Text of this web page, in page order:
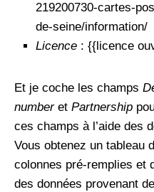
219200730-cartes-
de-seine/information/
Licence : {{licence
Et je coche les champs
numberet Partnership
ces champs à l’aide des
Vous obtenez un tableau
colonnes pré-remplies et
des données provenant